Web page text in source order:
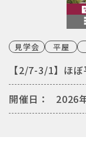
見学会 平屋
【2/7-3/1】ほ
開催日： 2026